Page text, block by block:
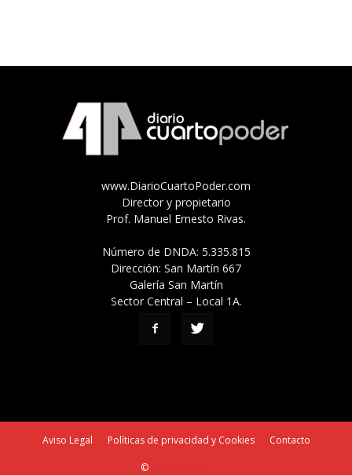
www.DiarioCuartoPoder.com
Director y propietario
Prof. Manuel Ernesto Rivas.
Número de DNDA: 5.335.815
Dirección: San Martín 667
Galería San Martín
Sector Central – Local 1A.
Aviso Legal Políticas de privacidad y Cookies Contacto
©